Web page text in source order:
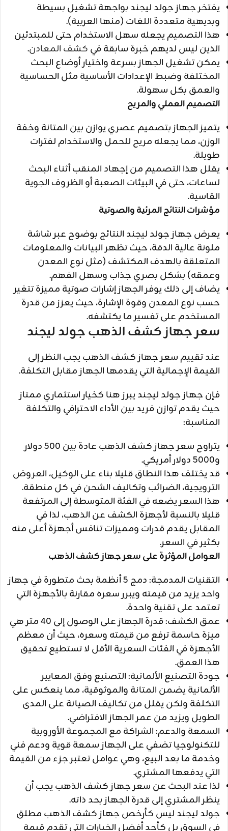
يفتخر جهاز جولد ليجند بواجهة تشغيل بسيطة
وبديهية متعددة اللغات (منها العربية).
هذا التصميم يجعله سهل الاستخدام حتى للمبتدئين
الذين ليس لديهم خبرة سابقة في كشف المعادن.
يمكن تشغيل الجهاز بسرعة واختيار أوضاع البحث
المختلفة وضبط الإعدادات الأساسية مثل الحساسية
والعمق بكل سهولة.
التصميم العملي والمريح
يتميز الجهاز بتصميم عصري يوازن بين المتانة وخفة
الوزن، مما يجعله مريح للحمل والاستخدام لفترات
طويلة.
يقلل هذا التصميم من إجهاد المنقب أثناء البحث
لساعات، حتى في البيئات الصعبة أو الظروف الجوية
القاسية.
مؤشرات النتائج المرئية والصوتية
يعرض جهاز جولد ليجند النتائج بوضوح عبر شاشة
ملونة عالية الدقة، حيث تظهر البيانات والمعلومات
المتعلقة بالهدف المكتشف (مثل نوع المعدن
وعمقه) بشكل بصري جذاب وسهل الفهم.
يضاف إلى ذلك يوفر الجهاز إشارات صوتية مميزة تتغير
حسب نوع المعدن وقوة الإشارة، حيث يعزز من قدرة
المستخدم على تفسير ما يكتشفه.
سعر جهاز كشف الذهب جولد ليجند
عند تقييم سعر جهاز كشف الذهب يجب النظر إلى
القيمة الإجمالية التي يقدمها الجهاز مقابل التكلفة.
فإن جهاز جولد ليجند يبرز هنا كخيار استثماري ممتاز
حيث يقدم توازن فريد بين الأداء الاحترافي والتكلفة
المناسبة:
يتراوح سعر جهاز كشف الذهب عادة بين 500 دولار
و5000 دولار أمريكي.
قد يختلف هذا النطاق قليلا بناء على الوكيل، العروض
الترويجية، الضرائب وتكاليف الشحن في كل منطقة.
هذا السعر يضعه في الفئة المتوسطة إلى المرتفعة
قليلا بالنسبة لأجهزة الكشف عن الذهب، لذا في
المقابل يقدم قدرات ومميزات تنافس أجهزة أعلى منه
بكثير في السعر.
العوامل المؤثرة على سعر جهاز كشف الذهب
التقنيات المدمجة: دمج 5 أنظمة بحث متطورة في جهاز
واحد يزيد من قيمته ويبرر سعره مقارنة بالأجهزة التي
تعتمد على تقنية واحدة.
عمق الكشف: قدرة الجهاز على الوصول إلى 40 متر هي
ميزة حاسمة ترفع من قيمته وسعره، حيث أن معظم
الأجهزة في الفئات السعرية الأقل لا تستطيع تحقيق
هذا العمق.
جودة التصنيع الألمانية: التصنيع وفق المعايير
الألمانية يضمن المتانة والموثوقية، مما ينعكس على
التكلفة ولكن يقلل من تكاليف الصيانة على المدى
الطويل ويزيد من عمر الجهاز الافتراضي.
السمعة والدعم: الشراكة مع المجموعة الأوروبية
للتكنولوجيا تضفي على الجهاز سمعة قوية ودعم فني
وخدمة ما بعد البيع، وهي عوامل تعتبر جزء من القيمة
التي يدفعها المشتري.
لذا عند البحث عن سعر جهاز كشف الذهب يجب أن
ينظر المشتري إلى قدرة الجهاز بحد ذاته.
جولد ليجند ليس كأرخص جهاز كشف الذهب مطلق
في السوق بل كأحد أفضل الخيارات التي تقدم قيمة